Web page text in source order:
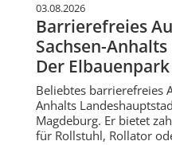
03.08.2026
Barrierefreies
Sachsen-
Der Elbauenpark
Beliebtes barrierefreies
Anhalts
Magdeburg. Er bietet
für Rollstuhl, Rollator